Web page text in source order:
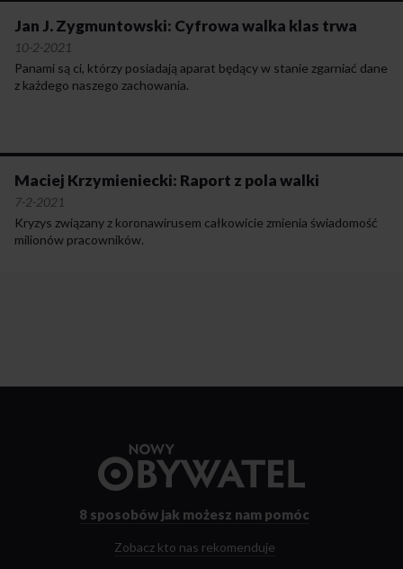
Jan J. Zygmuntowski: Cyfrowa walka klas trwa
10-2-2021
Panami są ci, którzy posiadają aparat będący w stanie zgarniać dane
z każdego naszego zachowania.
Maciej Krzymieniecki: Raport z pola walki
7-2-2021
Kryzys związany z koronawirusem całkowicie zmienia świadomość
milionów pracowników.
strony
8 sposobów jak możesz nam pomóc
Zobacz kto nas rekomenduje